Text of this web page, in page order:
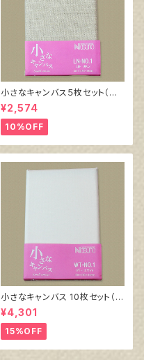
小さなキャンバス５枚セット（麻
キャンバス裏面張り）
¥2,574
10%OFF
小さなキャンバス 10枚セット（ホ
ワイト塗りキャンバス張り）
¥4,301
15%OFF